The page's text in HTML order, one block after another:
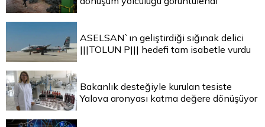
ASELSAN`ın geliştirdiği sığınak delici
|||TOLUN P||| hedefi tam isabetle vurdu
Bakanlık desteğiyle kurulan tesiste
Yalova aronyası katma değere dönüşüyor